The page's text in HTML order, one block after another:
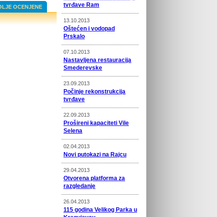
OCENJENE
tvrđave Ram
13.10.2013
Oštećen i vodopad
Prskalo
07.10.2013
Nastavljena restauracija
Smederevske
23.09.2013
Počinje rekonstrukcija
tvrđave
22.09.2013
Prošireni kapaciteti Vile
Selena
02.04.2013
Novi putokazi na Rajcu
29.04.2013
Otvorena platforma za
razgledanje
26.04.2013
115 godina Velikog Parka u